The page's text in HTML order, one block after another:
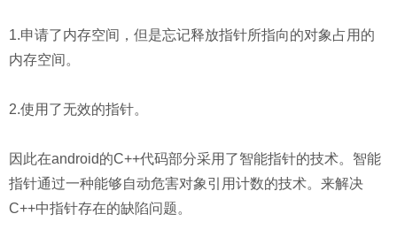
1.申请了内存空间，但是忘记释放指针所指向的对象占用的
内存空间。
2.使用了无效的指针。
因此在android的C++代码部分采用了智能指针的技术。智能
指针通过一种能够自动危害对象引用计数的技术。来解决
C++中指针存在的缺陷问题。